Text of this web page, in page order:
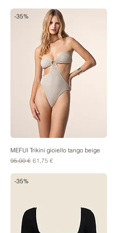
-35%
MEFUI Trikini gioiello tango beige
Prezzo regolare
95,00 € Prezzo scontato
61,75 €
-35%